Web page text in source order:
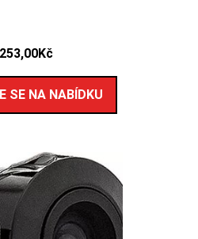
Kč
SE NA NABÍDKU